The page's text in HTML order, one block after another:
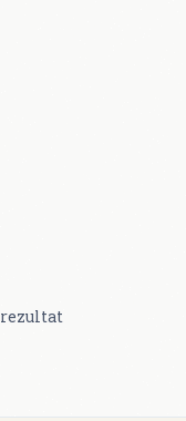
rezultat